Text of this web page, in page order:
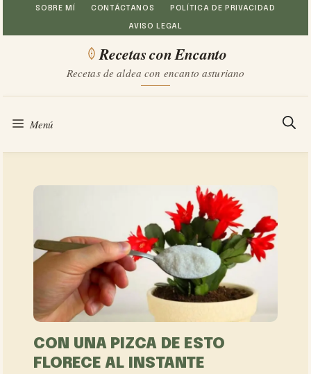
Saltar
al
SOBRE MÍ CONTÁCTANOS POLÍTICA DE PRIVACIDAD
AVISO LEGAL
Recetas con Encanto
Recetas de aldea con encanto asturiano
Menú
CON UNA PIZCA DE ESTO
FLORECE AL INSTANTE